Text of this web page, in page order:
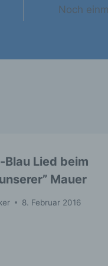
Noch
Blau Lied beim
Mauer
8. Februar 2016
darin besteht, dass
werden, um
auf eine natürliche
um Aspekte bezüglich
persönlicher
Person zu